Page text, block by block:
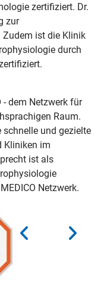
zertifiziert. Dr.
zur
ist die Klinik
durch
- dem Netzwerk für
Raum.
schnelle und gezielte
Kliniken im
ist als
Netzwerk.